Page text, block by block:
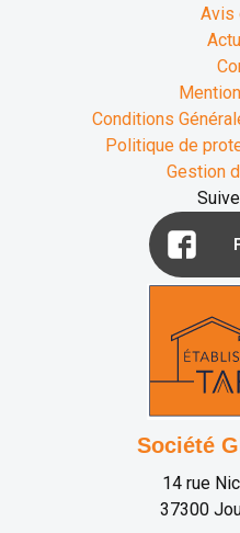
Avis
Conditions
Politique de
Gestion
Société
14 rue
37300